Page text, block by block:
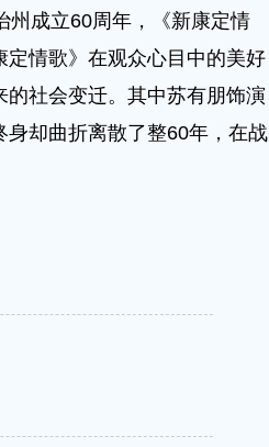
成立60周年，《新康定情
情歌》在观众心目中的美好
社会变迁。其中苏有朋饰演
却曲折离散了整60年，在战